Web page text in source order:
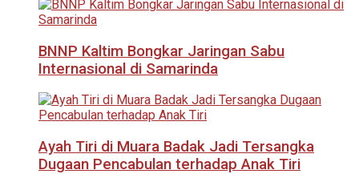
BNNP Kaltim Bongkar Jaringan Sabu
Internasional di Samarinda
Ayah Tiri di Muara Badak Jadi Tersangka
Dugaan Pencabulan terhadap Anak Tiri